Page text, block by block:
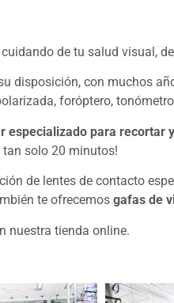
de tu salud visual,
disposición, con muchos
foróptero,
especializado para recortar
tan solo 20 minutos!
de lentes de contacto
te ofrecemos gafas de
nuestra tienda online.